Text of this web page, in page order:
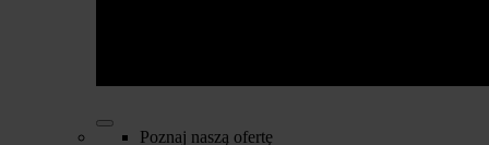
Poznaj naszą ofertę